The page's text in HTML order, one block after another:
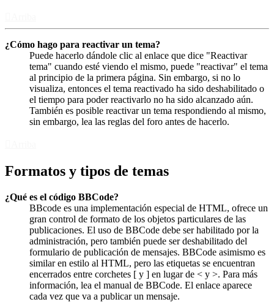
¿Cómo hago para reactivar un tema?
Puede hacerlo dándole clic al enlace que dice "Reactivar
tema" cuando esté viendo el mismo, puede "reactivar" el tema
al principio de la primera página. Sin embargo, si no lo
visualiza, entonces el tema reactivado ha sido deshabilitado o
el tiempo para poder reactivarlo no ha sido alcanzado aún.
También es posible reactivar un tema respondiendo al mismo,
sin embargo, lea las reglas del foro antes de hacerlo.
Formatos y tipos de temas
¿Qué es el código BBCode?
BBcode es una implementación especial de HTML, ofrece un
gran control de formato de los objetos particulares de las
publicaciones. El uso de BBCode debe ser habilitado por la
administración, pero también puede ser deshabilitado del
formulario de publicación de mensajes. BBCode asimismo es
similar en estilo al HTML, pero las etiquetas se encuentran
encerrados entre corchetes [ y ] en lugar de < y >. Para más
información, lea el manual de BBCode. El enlace aparece
cada vez que va a publicar un mensaje.